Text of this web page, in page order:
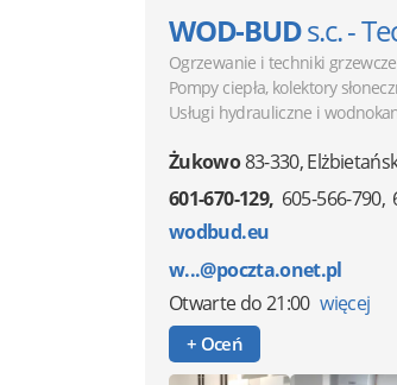
WOD-BUDs.c. -
Ogrzewanie i techniki grzewcze
Pompy ciepła, kolektory
Usługi hydrauliczne i
Żukowo83-330,
601-670-129 605-566-790
wodbud.eu
w...@poczta.onet.pl
Otwartedo 21:00 więcej
+ Oceń